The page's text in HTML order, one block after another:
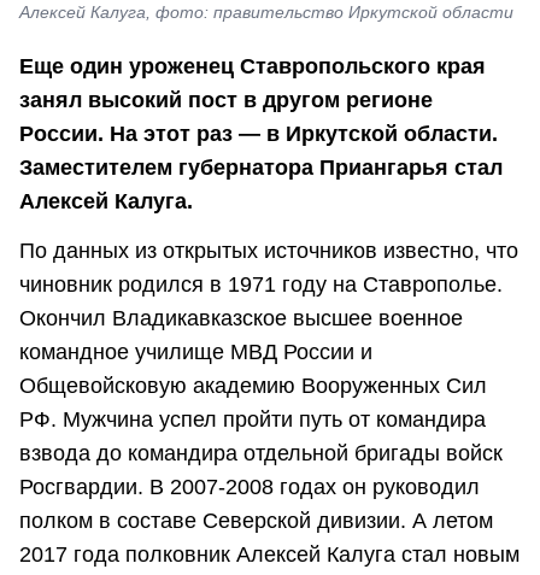
Алексей Калуга, фото: правительство Иркутской области
Еще один уроженец Ставропольского края
занял высокий пост в другом регионе
России. На этот раз — в Иркутской области.
Заместителем губернатора Приангарья стал
Алексей Калуга.
По данных из открытых источников известно, что
чиновник родился в 1971 году на Ставрополье.
Окончил Владикавказское высшее военное
командное училище МВД России и
Общевойсковую академию Вооруженных Сил
РФ. Мужчина успел пройти путь от командира
взвода до командира отдельной бригады войск
Росгвардии. В 2007-2008 годах он руководил
полком в составе Северской дивизии. А летом
2017 года полковник Алексей Калуга стал новым